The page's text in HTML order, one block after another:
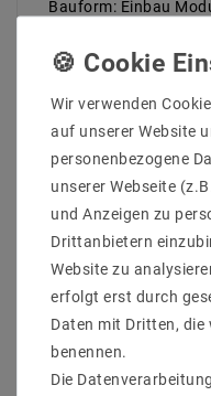
Bauform: Einbau
Lichtfarb: 3000K
Farbwiedergabe: 82
Energieklasse (2019/
Effzinz (Lumen pro
Lichtstrom (Lumen):
Dimmbarkeit: durch
Maß (DxL mm): 50x61
Lebensdauer: bis zu
Wir verwenden
auf unserer Website
personenbezogene
unserer Webseite
und Anzeigen zu
Drittanbietern
Website zu
erfolgt erst durch
Daten mit Dritten, die
benennen.
Die